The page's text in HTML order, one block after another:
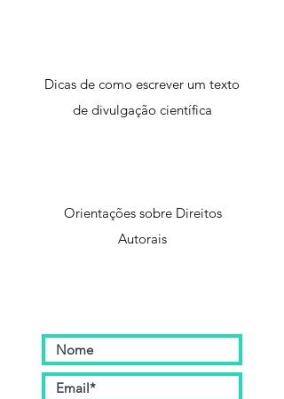
Dicas de como escrever um texto
de divulgação científica
Orientações sobre Direitos
Autorais